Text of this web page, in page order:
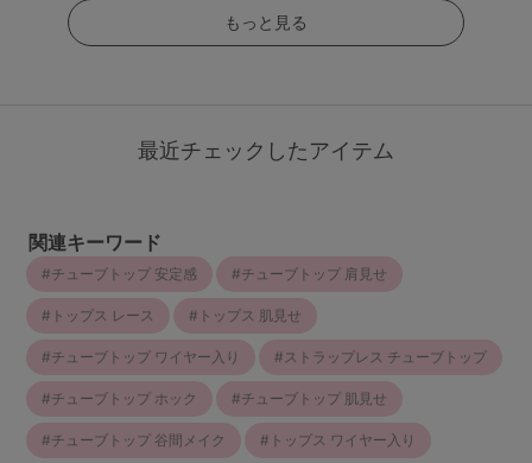
もっと見る
最近チェックしたアイテム
関連キーワード
チューブトップ 安定感 チューブトップ 肩見せ
トップス レース トップス 肌見せ
チューブトップ ワイヤー入り ストラップレス チューブトップ
チューブトップ ホック チューブトップ 肌見せ
チューブトップ 谷間メイク トップス ワイヤー入り